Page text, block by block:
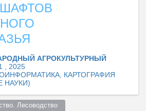
АГРОКУЛЬТУРНЫЙ
, 2025
КАРТОГРАФИЯ
НАУКИ)
Лесоводство